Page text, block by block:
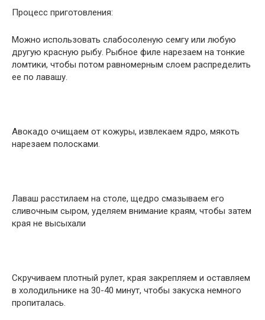
Процесс приготовления:
Можно использовать слабосоленую семгу или любую
другую красную рыбу. Рыбное филе нарезаем на тонкие
ломтики, чтобы потом равномерным слоем распределить
ее по лавашу.
Авокадо очищаем от кожуры, извлекаем ядро, мякоть
нарезаем полосками.
Лаваш расстилаем на столе, щедро смазываем его
сливочным сыром, уделяем внимание краям, чтобы затем
края не высыхали
Скручиваем плотный рулет, края закрепляем и оставляем
в холодильнике на 30-40 минут, чтобы закуска немного
пропиталась.